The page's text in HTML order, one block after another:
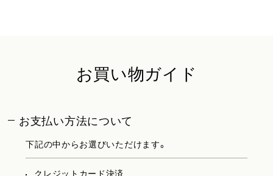
お買い物ガイド
お支払い方法について
下記の中からお選びいただけます。
クレジットカード決済